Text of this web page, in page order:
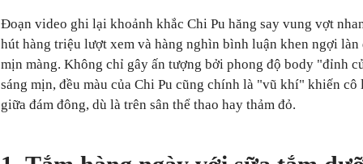
Đoạn video ghi lại khoảnh khắc Chi Pu hăng say vung vợt
hút hàng triệu lượt xem và hàng nghìn bình luận khen ngợi làn
mịn màng. Không chỉ gây ấn tượng bởi phong độ body "đỉnh
sáng mịn, đều màu của Chi Pu cũng chính là "vũ khí" khiến cô
giữa đám đông, dù là trên sân thể thao hay thảm đỏ.